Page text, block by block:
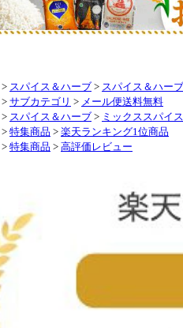
> スパイス＆ハーブ > スパイス＆ハーブ
> サブカテゴリ > メール便送料無料
> スパイス＆ハーブ > ミックススパイス
> 特集商品 > 楽天ランキング1位商品
> 特集商品 > 高評価レビュー